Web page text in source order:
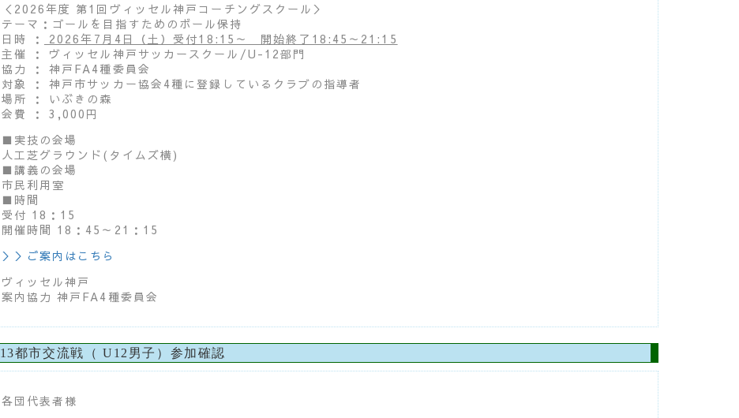
＜2026年度 第1回ヴィッセル神戸コーチングスクール＞
テーマ：ゴールを目指すためのボール保持
日時 ：
2026年7月4日（土）受付18:15～ 開始終了18:45～21:15
主催 ： ヴィッセル神戸サッカースクール/U-12部門
協力 ： 神戸FA4種委員会
対象 ： 神戸市サッカー協会4種に登録しているクラブの指導者
場所 ： いぶきの森
会費 ： 3,000円
■実技の会場
人工芝グラウンド(タイムズ横)
■講義の会場
市民利用室
■時間
受付 18：15
開催時間 18：45～21：15
＞＞ご案内はこちら
ヴィッセル神戸
案内協力 神戸FA4種委員会
13都市交流戦（ U12男子）参加確認
各団代表者様